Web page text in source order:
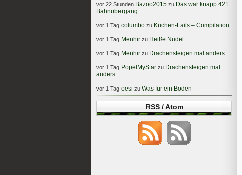
vor 22 Stunden Bazoo2015 zu Das war knapp 421:
Bahnübergang
vor 1 Tag columbo zu Küchen-Fails – Compilation
vor 1 Tag Menhir zu Heiße Nudel
vor 1 Tag Menhir zu Drachensteigen mal anders
vor 1 Tag PopelMyStar zu Drachensteigen mal
anders
vor 1 Tag oesi zu Was für ein Boden
RSS / Atom